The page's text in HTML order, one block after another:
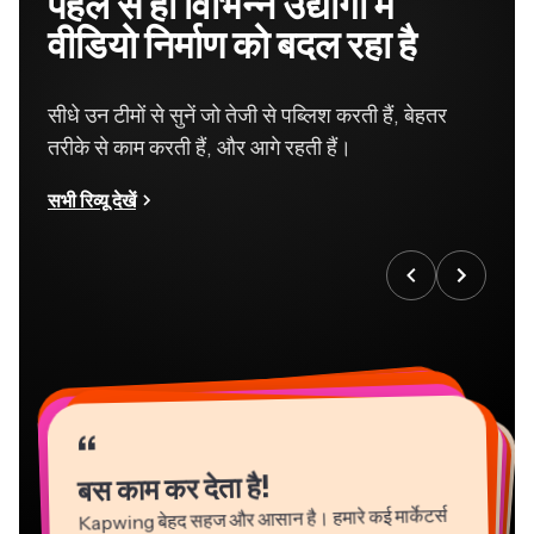
वीडियो निर्माण को बदल रहा है
सीधे उन टीमों से सुनें जो तेजी से पब्लिश करती हैं, बेहतर
तरीके से काम करती हैं, और आगे रहती हैं।
सभी रिव्यू देखें
“
बस काम कर देता है!
Kapwing बेहद सहज और आसान है। हमारे कई मार्केटर्स
“
“
“
“
“
“